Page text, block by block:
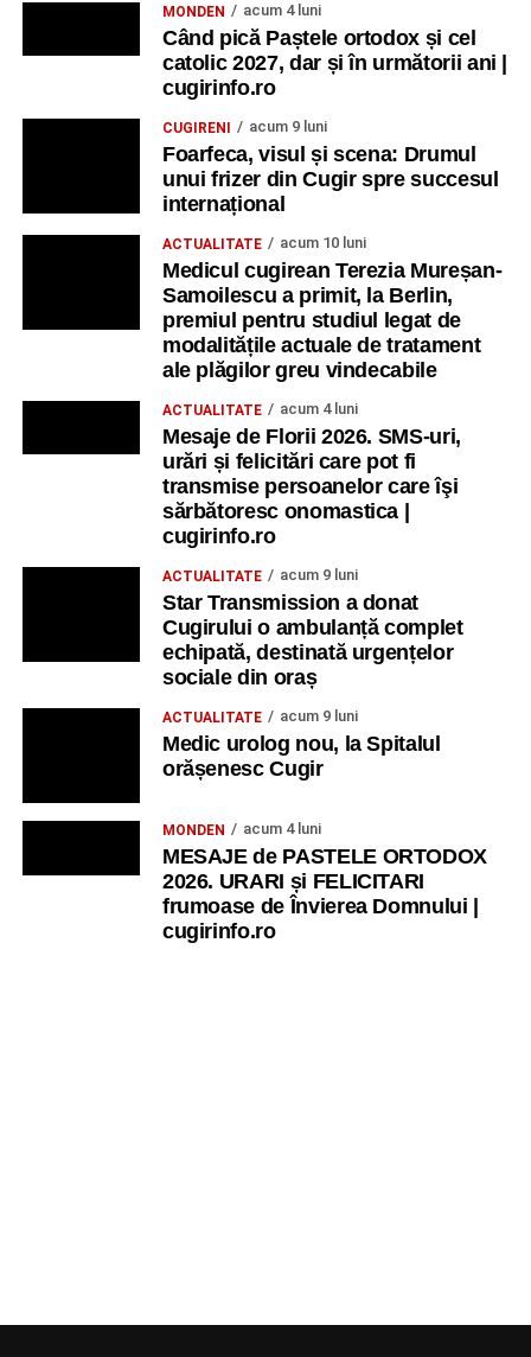
MONDEN acum 4 luni
Când pică Paștele ortodox și cel
catolic 2027, dar și în următorii ani |
cugirinfo.ro
CUGIRENI acum 9 luni
Foarfeca, visul și scena: Drumul
unui frizer din Cugir spre succesul
internațional
ACTUALITATE acum 10 luni
Medicul cugirean Terezia Mureșan-
Samoilescu a primit, la Berlin,
premiul pentru studiul legat de
modalitățile actuale de tratament
ale plăgilor greu vindecabile
ACTUALITATE acum 4 luni
Mesaje de Florii 2026. SMS-uri,
urări și felicitări care pot fi
transmise persoanelor care îşi
sărbătoresc onomastica |
cugirinfo.ro
ACTUALITATE acum 9 luni
Star Transmission a donat
Cugirului o ambulanță complet
echipată, destinată urgențelor
sociale din oraș
ACTUALITATE acum 9 luni
Medic urolog nou, la Spitalul
orășenesc Cugir
MONDEN acum 4 luni
MESAJE de PASTELE ORTODOX
2026. URARI și FELICITARI
frumoase de Învierea Domnului |
cugirinfo.ro